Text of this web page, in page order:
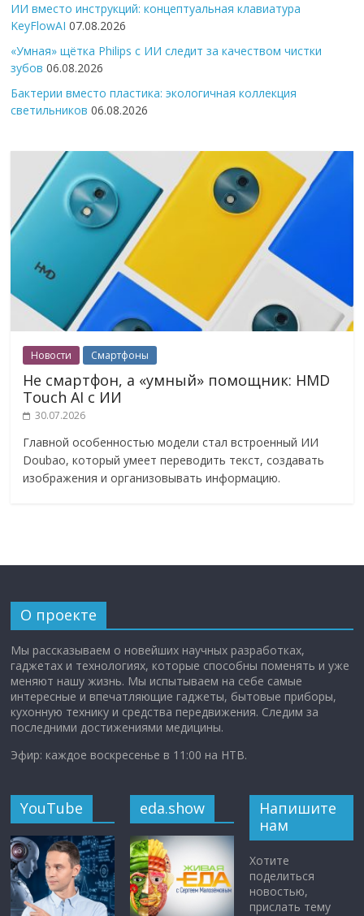
ИИ вместо инструкций: концептуальная клавиатура
KeyFlowAI 07.08.2026
«Умная» щётка Philips с ИИ следит за качеством чистки
зубов 06.08.2026
Бактерии вместо пластика: экологичная коллекция
светильников 06.08.2026
Новости Смартфоны
Не смартфон, а «умный» помощник: HMD
Touch AI с ИИ
30.07.2026
Главной особенностью модели стал встроенный ИИ
Doubao, который умеет переводить текст, создавать
изображения и организовывать информацию.
О проекте
Мы рассказываем о новейших научных разработках,
гаджетах и технологиях, которые способны поменять и уже
меняют нашу жизнь. Мы испытываем на себе самые
интересные и впечатляющие гаджеты, бытовые приборы,
кухонную технику и средства передвижения. Следим за
последними достижениями медицины.
Эфир: каждое воскресенье в 11:00 на НТВ.
YouTube eda.show
Напишите
нам
Хотите
поделиться
новостью,
прислать тему